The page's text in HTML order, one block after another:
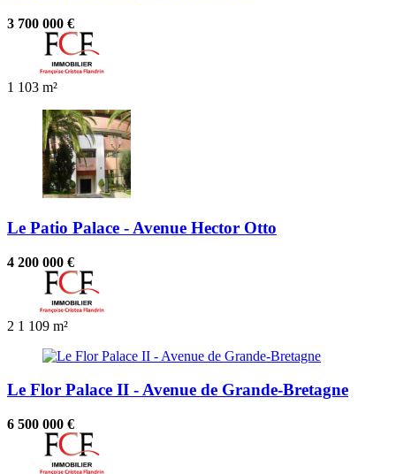
3 700 000 €
1 103 m²
Le Patio Palace - Avenue Hector Otto
4 200 000 €
2 1 109 m²
Le Flor Palace II - Avenue de Grande-Bretagne
6 500 000 €